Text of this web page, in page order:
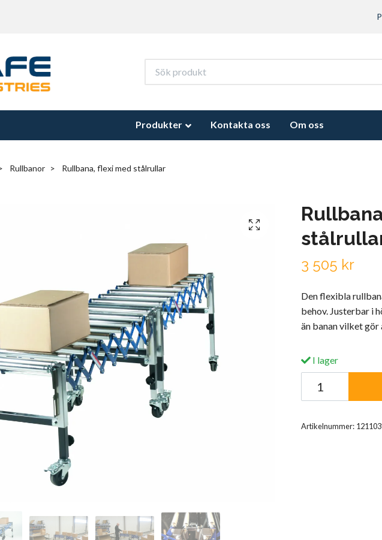
Produkter Kontakta oss Om oss
Rullbanor Rullbana, flexi med stålrullar
3 505 kr
Den flexibla
behov. Justerbar i
än banan vilket
I lager
Artikelnummer: